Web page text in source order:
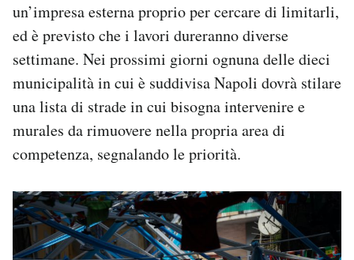
un’impresa esterna proprio per cercare di limitarli,
ed è previsto che i lavori dureranno diverse
settimane. Nei prossimi giorni ognuna delle dieci
municipalità in cui è suddivisa Napoli dovrà stilare
una lista di strade in cui bisogna intervenire e
murales da rimuovere nella propria area di
competenza, segnalando le priorità.